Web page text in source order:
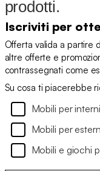
prodotti.
Iscriviti per
Offerta valida a partire
altre offerte e
contrassegnati come
Su cosa ti piacerebbe
Mobili per interni
Mobili per
Mobili e giochi